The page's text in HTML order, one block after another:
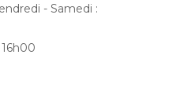
- Samedi :